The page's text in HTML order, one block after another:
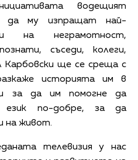
водещият
да му изпращат най-
на неграмотност,
съседи, колеги,
Карбовски ще се среща с
историята им в
за да им помогне да
език по-добре, за да
на живот.
телевизия у нас